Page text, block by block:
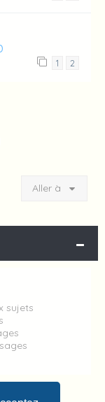
1 2
Aller à
sujets